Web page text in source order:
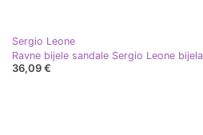
Sergio Leone
Ravne bijele sandale Sergio Leone bijela
36,09 €